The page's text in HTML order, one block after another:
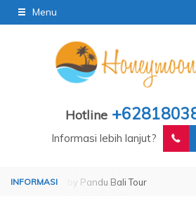
Menu
Hotline
Informasi lebih lanjut?
Operated by Pandu Bali Tour